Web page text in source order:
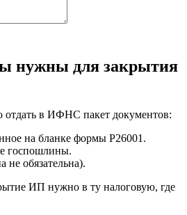
нужны для закрытия
в ИФНС пакет документов:
на бланке формы Р26001.
госпошлины.
обязательна).
ИП нужно в ту налоговую, где